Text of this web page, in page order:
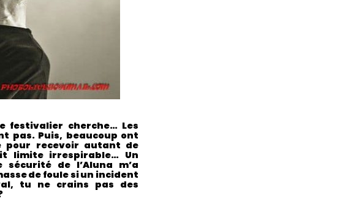
festivalier cherche… Les
pas. Puis, beaucoup ont
pour recevoir autant de
limite irrespirable… Un
de l’Aluna m’a
de foule si un incident
tu ne crains pas des